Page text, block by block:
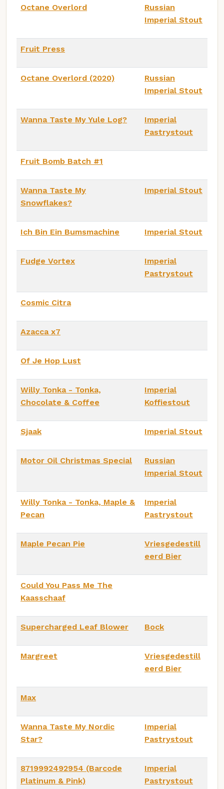
Octane Overlord
Russian
Imperial Stout
Fruit Press
Octane Overlord (2020)
Russian
Imperial Stout
Wanna Taste My Yule Log?
Imperial
Pastrystout
Fruit Bomb Batch #1
Wanna Taste My
Snowflakes?
Imperial Stout
Ich Bin Ein Bumsmachine Imperial Stout
Fudge Vortex
Imperial
Pastrystout
Cosmic Citra
Azacca x7
Of Je Hop Lust
Willy Tonka - Tonka,
Chocolate & Coffee
Imperial
Koffiestout
Sjaak Imperial Stout
Motor Oil Christmas Special
Russian
Imperial Stout
Willy Tonka - Tonka, Maple &
Pecan
Imperial
Pastrystout
Maple Pecan Pie
Vriesgedestill
eerd Bier
Could You Pass Me The
Kaasschaaf
Supercharged Leaf Blower Bock
Margreet
Vriesgedestill
eerd Bier
Max
Wanna Taste My Nordic
Star?
Imperial
Pastrystout
8719992492954 (Barcode
Platinum & Pink)
Imperial
Pastrystout